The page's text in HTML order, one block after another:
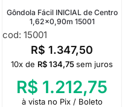
Gôndola Fácil INICIAL de Centro
1,62×0,90m 15001
cod: 15001
R$ 1.347,50
10x de R$134,75sem juros
R$ 1.212,75
à vista no Pix / Boleto